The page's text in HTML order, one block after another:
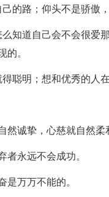
的路；仰头不是骄傲
知道自己会不会很爱
的。
聪明；想和优秀的人
然诚挚，心慈就自然柔
者永远不会成功。
是万万不能的。